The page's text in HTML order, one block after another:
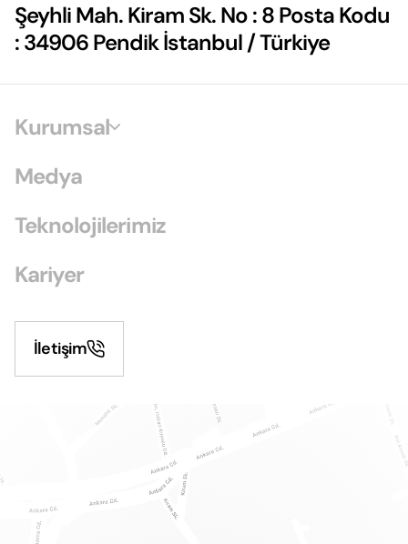
Şeyhli Mah. Kiram Sk. No : 8 Posta Kodu
: 34906 Pendik İstanbul / Türkiye
Kurumsal
Medya
Teknolojilerimiz
Kariyer
İletişim